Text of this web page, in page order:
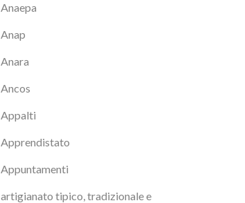
Anaepa
Anap
Anara
Ancos
Appalti
Apprendistato
Appuntamenti
artigianato tipico, tradizionale e